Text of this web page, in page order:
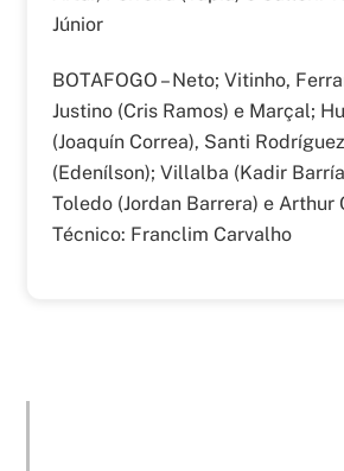
Júnior
BOTAFOGO – Neto; Vitinho,
Justino (Cris Ramos) e Marçal;
(Joaquín Correa), Santi
(Edenílson); Villalba (Kadir
Toledo (Jordan Barrera) e Arthur
Técnico: Franclim Carvalho